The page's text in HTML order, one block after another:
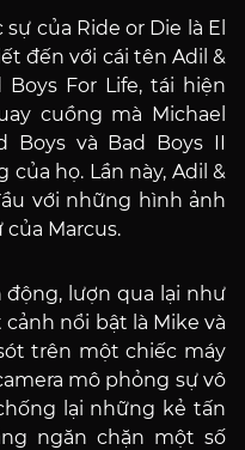
của Ride or Die là El
đến với cái tên Adil &
For Life, tái hiện
cuồng mà Michael
Boys và Bad Boys II
họ. Lần này, Adil &
với những hình ảnh
Marcus.
động, lượn qua lại như
nổi bật là Mike và
trên một chiếc máy
mô phỏng sự vô
lại những kẻ tấn
ngăn chặn một số